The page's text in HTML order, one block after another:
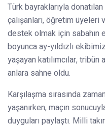
Türk bayraklarıyla
çalışanları, öğretim üyeleri
destek olmak için sabahın
boyunca ay-yıldızlı
yaşayan katılımcılar,
anlara sahne oldu.
Karşılaşma sırasında
yaşanırken, maçın
duyguları paylaştı. Milli